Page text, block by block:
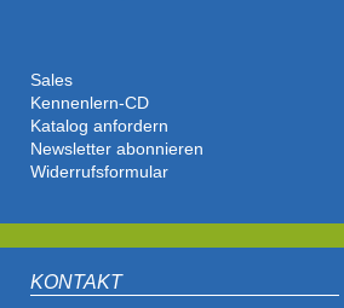
Sales
Kennenlern-CD
Katalog anfordern
Newsletter abonnieren
Widerrufsformular
KONTAKT